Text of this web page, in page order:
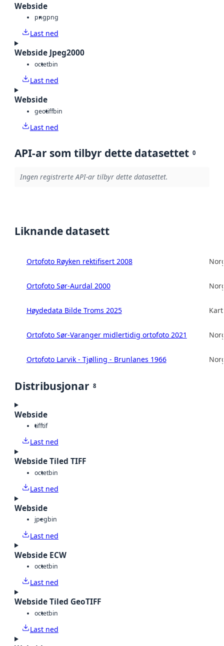
Webside
pngpng
Last ned
Webside Jpeg2000
octetbin
Last ned
Webside
geotiffbin
Last ned
API-ar som tilbyr dette datasettet 0
Ingen registrerte API-ar tilbyr dette datasettet.
Liknande datasett
Ortofoto Røyken rektifisert 2008
Ortofoto Sør-Aurdal 2000
Høydedata Bilde Troms 2025
Ortofoto Sør-Varanger midlertidig ortofoto 2021
Ortofoto Larvik - Tjølling - Brunlanes 1966
Distribusjonar 8
Webside
tifftif
Last ned
Webside Tiled TIFF
octetbin
Last ned
Webside
jpegbin
Last ned
Webside ECW
octetbin
Last ned
Webside Tiled GeoTIFF
octetbin
Last ned